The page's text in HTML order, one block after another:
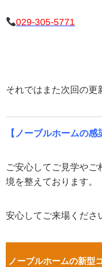
029-305-5771
それではまた次回の更
【ノーブルホームの感
ご安心してご見学やご
境を整えております。
安心してご来場くださ
ノーブルホームの新型